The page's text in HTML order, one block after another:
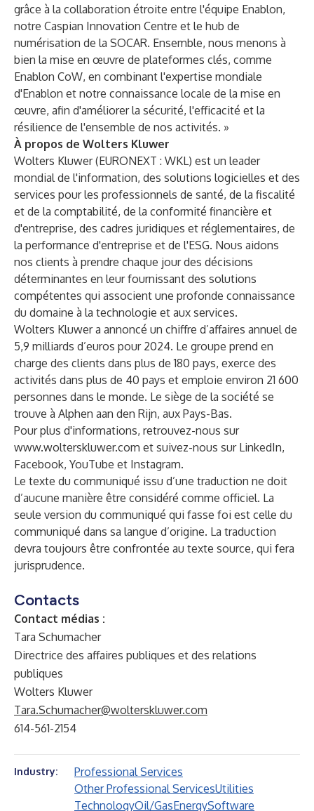
grâce à la collaboration étroite entre l'équipe Enablon,
notre Caspian Innovation Centre et le hub de
numérisation de la SOCAR. Ensemble, nous menons à
bien la mise en œuvre de plateformes clés, comme
Enablon CoW, en combinant l'expertise mondiale
d'Enablon et notre connaissance locale de la mise en
œuvre, afin d'améliorer la sécurité, l'efficacité et la
résilience de l'ensemble de nos activités. »
À propos de Wolters Kluwer
Wolters Kluwer (EURONEXT : WKL) est un leader
mondial de l'information, des solutions logicielles et des
services pour les professionnels de santé, de la fiscalité
et de la comptabilité, de la conformité financière et
d'entreprise, des cadres juridiques et réglementaires, de
la performance d'entreprise et de l'ESG. Nous aidons
nos clients à prendre chaque jour des décisions
déterminantes en leur fournissant des solutions
compétentes qui associent une profonde connaissance
du domaine à la technologie et aux services.
Wolters Kluwer a annoncé un chiffre d’affaires annuel de
5,9 milliards d’euros pour 2024. Le groupe prend en
charge des clients dans plus de 180 pays, exerce des
activités dans plus de 40 pays et emploie environ 21 600
personnes dans le monde. Le siège de la société se
trouve à Alphen aan den Rijn, aux Pays-Bas.
Pour plus d'informations, retrouvez-nous sur
www.wolterskluwer.com et suivez-nous sur LinkedIn,
Facebook, YouTube et Instagram.
Le texte du communiqué issu d’une traduction ne doit
d’aucune manière être considéré comme officiel. La
seule version du communiqué qui fasse foi est celle du
communiqué dans sa langue d’origine. La traduction
devra toujours être confrontée au texte source, qui fera
jurisprudence.
Contacts
Contact médias :
Tara Schumacher
Directrice des affaires publiques et des relations
publiques
Wolters Kluwer
Tara.Schumacher@wolterskluwer.com
614-561-2154
Industry:
Professional Services
Other Professional ServicesUtilities
TechnologyOil/GasEnergySoftware